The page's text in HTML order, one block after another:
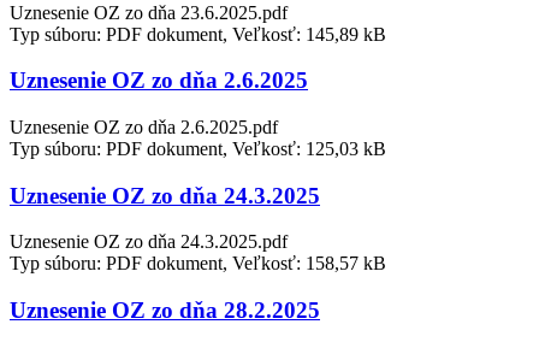
Uznesenie OZ zo dňa 23.6.2025.pdf
Typ súboru: PDF dokument, Veľkosť: 145,89 kB
Uznesenie OZ zo dňa 2.6.2025
Uznesenie OZ zo dňa 2.6.2025.pdf
Typ súboru: PDF dokument, Veľkosť: 125,03 kB
Uznesenie OZ zo dňa 24.3.2025
Uznesenie OZ zo dňa 24.3.2025.pdf
Typ súboru: PDF dokument, Veľkosť: 158,57 kB
Uznesenie OZ zo dňa 28.2.2025